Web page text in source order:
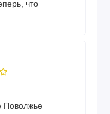
что
Поволжье